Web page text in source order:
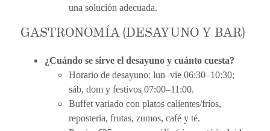
una solución adecuada.
GASTRONOMÍA (DESAYUNO Y BAR)
¿Cuándo se sirve el desayuno y cuánto cuesta?
Horario de desayuno: lun–vie 06:30–10:30;
sáb, dom y festivos 07:00–11:00.
Buffet variado con platos calientes/fríos,
repostería, frutas, zumos, café y té.